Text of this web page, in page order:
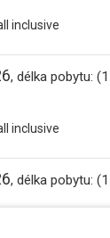
inclusive
, délka pobytu:
inclusive
, délka pobytu: